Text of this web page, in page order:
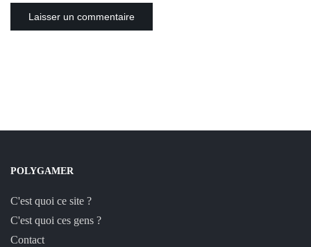
POLYGAMER
C'est quoi ce site ?
C'est quoi ces gens ?
Contact